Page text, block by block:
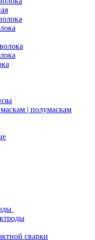
| полумаскам
сварки